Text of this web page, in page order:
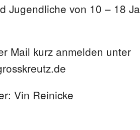
Jugendliche von 10 – 18
Mail kurz anmelden unter
Vin Reinicke